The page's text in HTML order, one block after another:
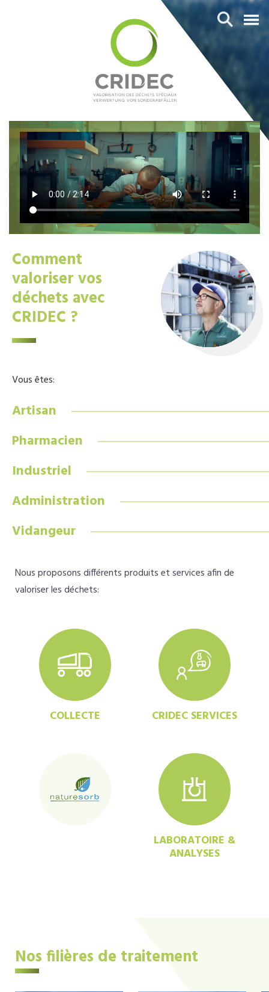
Comment
valoriser vos
déchets avec
CRIDEC ?
Vous êtes:
Artisan
Pharmacien
Industriel
Administration
Vidangeur
Nous proposons différents produits et services afin de
valoriser les déchets:
COLLECTE CRIDEC SERVICES
LABORATOIRE &
ANALYSES
Nos filières de traitement